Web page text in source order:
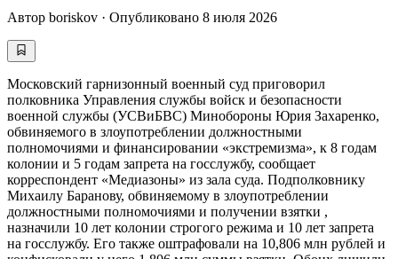
Автор boriskov · Опубликовано 8 июля 2026
Московский гарнизонный военный суд приговорил
полковника Управления службы войск и безопасности
военной службы (УСВиБВС) Минобороны Юрия Захаренко,
обвиняемого в злоупотреблении должностными
полномочиями и финансировании «экстремизма», к 8 годам
колонии и 5 годам запрета на госслужбу, сообщает
корреспондент «Медиазоны» из зала суда. Подполковнику
Михаилу Баранову, обвиняемому в злоупотреблении
должностными полномочиями и получении взятки ,
назначили 10 лет колонии строгого режима и 10 лет запрета
на госслужбу. Его также оштрафовали на 10,806 млн рублей и